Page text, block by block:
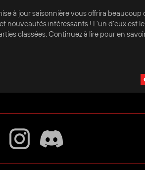
à jour saisonnière vous offrira beaucoup
nouveautés intéressants ! L'un d'eux est
classées. Continuez à lire pour en